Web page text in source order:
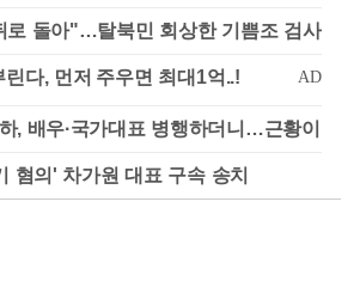
로 돌아"…탈북민 회상한 기쁨조 검사
, 배우·국가대표 병행하더니…근황이
혐의' 차가원 대표 구속 송치